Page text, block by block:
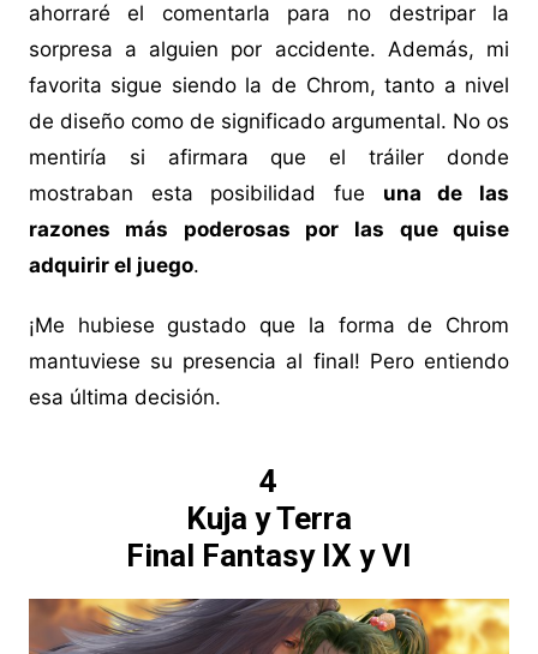
ahorraré el comentarla para no destripar la
sorpresa a alguien por accidente. Además, mi
favorita sigue siendo la de Chrom, tanto a nivel
de diseño como de significado argumental. No os
mentiría si afirmara que el tráiler donde
mostraban esta posibilidad fue una de las
razones más poderosas por las que quise
adquirir el juego.
¡Me hubiese gustado que la forma de Chrom
mantuviese su presencia al final! Pero entiendo
esa última decisión.
4
Kuja y Terra
Final Fantasy IX y VI